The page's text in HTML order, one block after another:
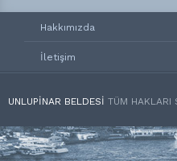
Hakkımızda
İletişim
UNLUPINAR BELDESI TÜM HAKLARI